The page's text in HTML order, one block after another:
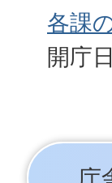
各課
開庁